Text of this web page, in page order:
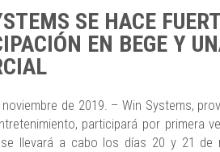
SE HACE
EN BEGE Y
noviembre de 2019. – Win Systems,
participará por primera
se llevará a cabo los días 20 y 21